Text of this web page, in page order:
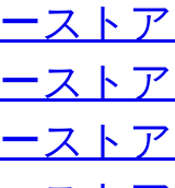
スト
スト
スト